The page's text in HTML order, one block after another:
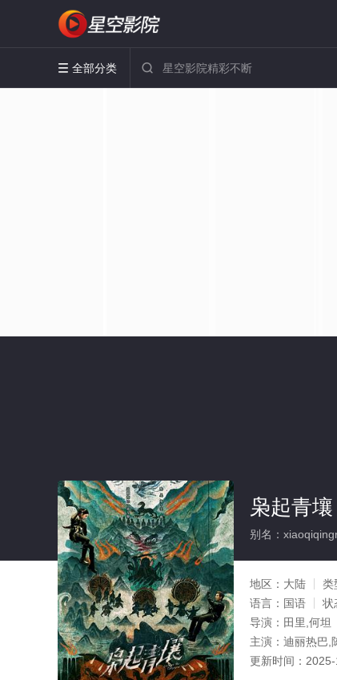
 全部分类 
枭起青壤
别名：
地区： 大陆 类
语言： 国语 状
导演： 田里,何坦
主演： 迪丽热巴,
更新时间：